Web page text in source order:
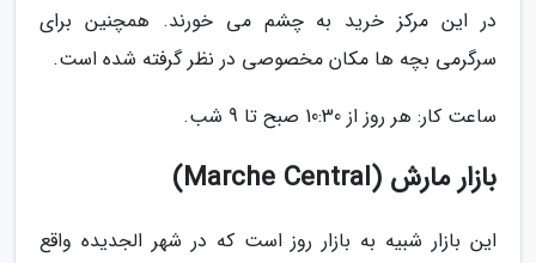
در این مرکز خرید به چشم می خورند. همچنین برای
سرگرمی بچه ها مکان مخصوصی در نظر گرفته شده است.
ساعت کار: هر روز از 10:30 صبح تا 9 شب.
بازار مارش (Marche Central)
این بازار شبیه به بازار روز است که در شهر الجدیده واقع